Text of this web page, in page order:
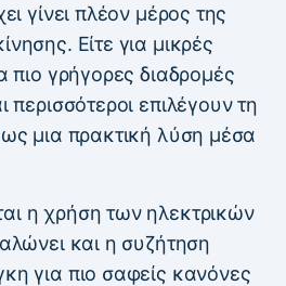
γίνει πλέον μέρος της
Είτε για μικρές
πιο γρήγορες διαδρομές
περισσότεροι επιλέγουν τη
ως μια πρακτική λύση μέσα
η χρήση των ηλεκτρικών
και η συζήτηση
για πιο σαφείς κανόνες